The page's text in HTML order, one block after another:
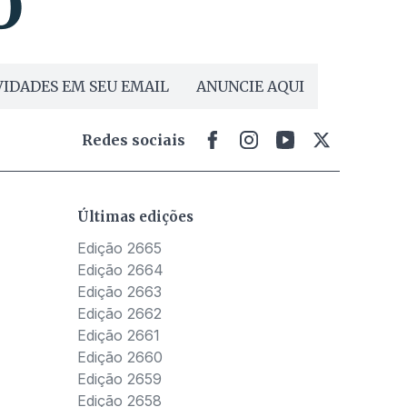
EM SEU EMAIL ANUNCIE AQUI
Redes sociais
Últimas edições
Edição 2665
Edição 2664
Edição 2663
Edição 2662
Edição 2661
Edição 2660
Edição 2659
Edição 2658